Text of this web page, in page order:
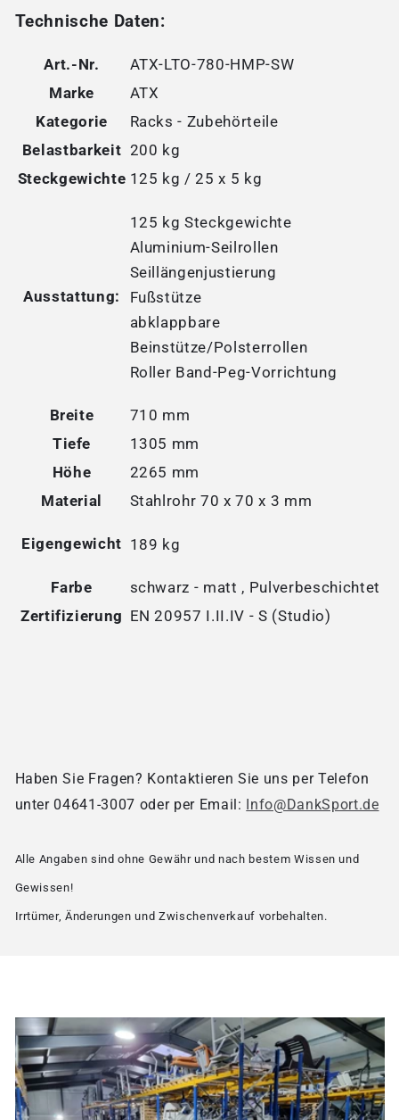
Technische Daten:
Art.-Nr.
ATX-LTO-780-HMP-SW
Marke
ATX
Kategorie
Racks - Zubehörteile
Belastbarkeit 200 kg
Steckgewichte 125 kg / 25 x 5 kg
Ausstattung:
125 kg Steckgewichte
Aluminium-Seilrollen
Seillängenjustierung
Fußstütze
abklappbare
Beinstütze/Polsterrollen
Roller Band-Peg-Vorrichtung
Breite
710 mm
Tiefe
1305 mm
Höhe
2265 mm
Material
Stahlrohr 70 x 70 x 3 mm
Eigengewicht 189 kg
Farbe
schwarz - matt , Pulverbeschichtet
Zertifizierung
EN 20957 I.II.IV - S (Studio)
Haben Sie Fragen? Kontaktieren Sie uns per Telefon
unter 04641-3007 oder per Email:
Info@DankSport.de
Alle Angaben sind ohne Gewähr und nach bestem Wissen und
Gewissen!
Irrtümer, Änderungen und Zwischenverkauf vorbehalten.